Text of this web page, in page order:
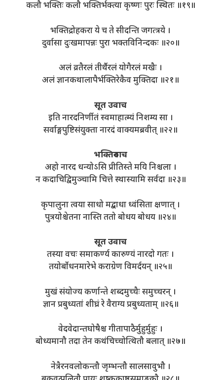
कलौ भक्तिः कलौ भक्तिर्भक्त्या कृष्णः पुरः स्थितः ॥१९॥
भक्तिद्रोहकरा ये च ते सीदन्ति जगत्त्रये ।
दुर्वासा दुःखमापन्नः पुरा भक्तविनिन्दकः ॥२०॥
अलं व्रतैरलं तीर्थैरलं योगैरलं मखैः ।
अलं ज्ञानकथालापैर्भक्तिरेकैव मुक्तिदा ॥२१॥
सूत उवाच
इति नारदनिर्णीतं स्वमाहात्म्यं निशम्य सा ।
सर्वाङ्गपुष्टिसंयुक्ता नारदं वाक्यमब्रवीत् ॥२२॥
भक्तिरुवाच
अहो नारद धन्योऽसि प्रीतिस्ते मयि निश्चला ।
न कदाचिद्विमुञ्चामि चित्ते स्थास्यामि सर्वदा ॥२३॥
कृपालुना त्वया साधो मद्बाधा ध्वंसिता क्षणात् ।
पुत्रयोश्चेतना नास्ति ततो बोधय बोधय ॥२४॥
सूत उवाच
तस्या वचः समाकर्ण्य कारुण्यं नारदो गतः ।
तयोर्बोधनमारेभे कराग्रेण विमर्दयन् ॥२५॥
मुखं संयोज्य कर्णान्ते शब्दमुच्चैः समुच्चरन् ।
ज्ञान प्रबुध्यतां शीघ्रं रे वैराग्य प्रबुध्यताम् ॥२६॥
वेदवेदान्तघोषैश्च गीतापाठैर्मुहुर्मुहुः ।
बोध्यमानौ तदा तेन कथंचिच्चोत्थितौ बलात् ॥२७॥
नेत्रैरनवलोकन्तौ जृम्भन्तौ सालसावुभौ ।